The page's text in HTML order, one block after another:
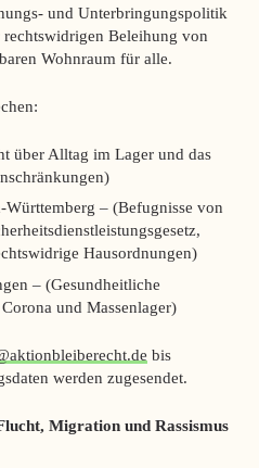
und Unterbringungspolitik
Beleihung von
Wohnraum für alle.
über Alltag im Lager und das
Württemberg – (Befugnisse von
Hausordnungen)
– (Gesundheitliche
und Massenlager)
bis
werden zugesendet.
Migration und Rassismus